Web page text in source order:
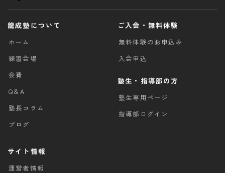
龍成塾について
ホーム
練習会場
会費
Q＆A
塾長コラム
ブログ
ご入会・無料体験
無料体験のお申込み
入会申込
塾生・指導部の方
塾生専用ページ
指導部ログイン
サイト情報
運営者情報